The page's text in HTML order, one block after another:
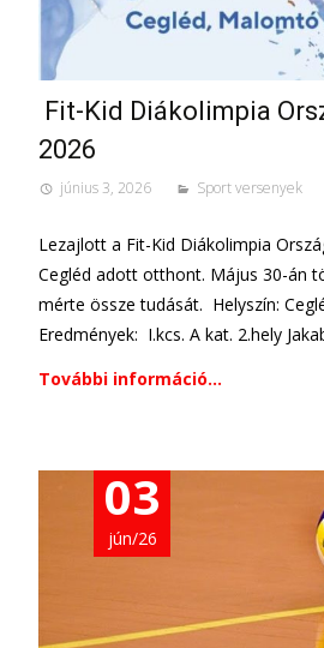
Fit-Kid Diákolimpia
2026
június 3, 2026 Sport versenyek
Lezajlott a Fit-Kid Diákolimpia
Cegléd adott otthont. Május 30-án
mérte össze tudását. Helyszín:
Eredmények: I.kcs. A kat. 2.hely
További információ…
03
jún/26